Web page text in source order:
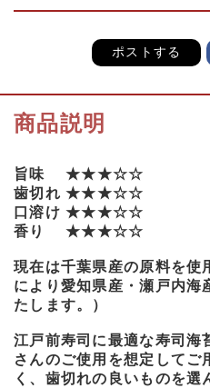
ポストする
商品説明
旨味 ★★★☆☆
歯切れ ★★★☆☆
口溶け ★★★☆☆
香り ★★★☆☆
現在は千葉県産の原料を使
により愛知県産・瀬戸内海
たします。）
江戸前寿司に最適な寿司海
さんのご使用を想定してご
く、歯切れの良いものを選